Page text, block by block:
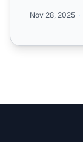
Nov 28, 2025